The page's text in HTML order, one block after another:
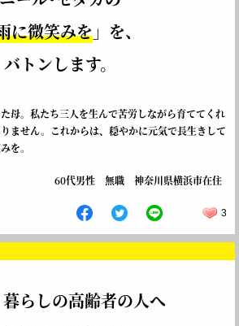
に微笑みを 」を、
バトンします。
母。私たち三人を生んで苦労しながら育ててくれ
ません。これからは、穏やかに元気で長生きして
を。
60代男性 無職 神奈川県横浜市在住
3
暮らしの高齢者の人へ